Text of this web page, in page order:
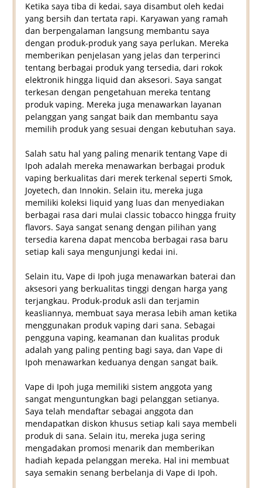
Ketika saya tiba di kedai, saya disambut oleh kedai
yang bersih dan tertata rapi. Karyawan yang ramah
dan berpengalaman langsung membantu saya
dengan produk-produk yang saya perlukan. Mereka
memberikan penjelasan yang jelas dan terperinci
tentang berbagai produk yang tersedia, dari rokok
elektronik hingga liquid dan aksesori. Saya sangat
terkesan dengan pengetahuan mereka tentang
produk vaping. Mereka juga menawarkan layanan
pelanggan yang sangat baik dan membantu saya
memilih produk yang sesuai dengan kebutuhan saya.
Salah satu hal yang paling menarik tentang Vape di
Ipoh adalah mereka menawarkan berbagai produk
vaping berkualitas dari merek terkenal seperti Smok,
Joyetech, dan Innokin. Selain itu, mereka juga
memiliki koleksi liquid yang luas dan menyediakan
berbagai rasa dari mulai classic tobacco hingga fruity
flavors. Saya sangat senang dengan pilihan yang
tersedia karena dapat mencoba berbagai rasa baru
setiap kali saya mengunjungi kedai ini.
Selain itu, Vape di Ipoh juga menawarkan baterai dan
aksesori yang berkualitas tinggi dengan harga yang
terjangkau. Produk-produk asli dan terjamin
keasliannya, membuat saya merasa lebih aman ketika
menggunakan produk vaping dari sana. Sebagai
pengguna vaping, keamanan dan kualitas produk
adalah yang paling penting bagi saya, dan Vape di
Ipoh menawarkan keduanya dengan sangat baik.
Vape di Ipoh juga memiliki sistem anggota yang
sangat menguntungkan bagi pelanggan setianya.
Saya telah mendaftar sebagai anggota dan
mendapatkan diskon khusus setiap kali saya membeli
produk di sana. Selain itu, mereka juga sering
mengadakan promosi menarik dan memberikan
hadiah kepada pelanggan mereka. Hal ini membuat
saya semakin senang berbelanja di Vape di Ipoh.